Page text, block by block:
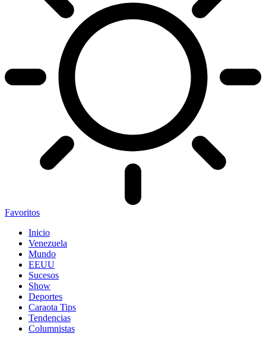
Favoritos
Inicio
Venezuela
Mundo
EEUU
Sucesos
Show
Deportes
Caraota Tips
Tendencias
Columnistas